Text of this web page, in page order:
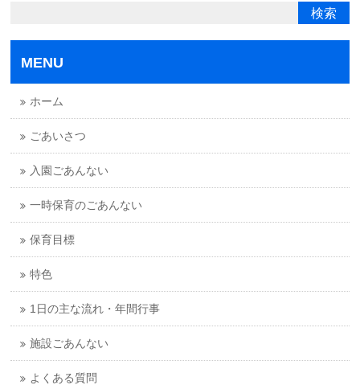
MENU
ホーム
ごあいさつ
入園ごあんない
一時保育のごあんない
保育目標
特色
1日の主な流れ・年間行事
施設ごあんない
よくある質問